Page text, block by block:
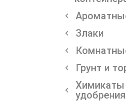
Злаки
Грунт и
Химикаты
удобрения